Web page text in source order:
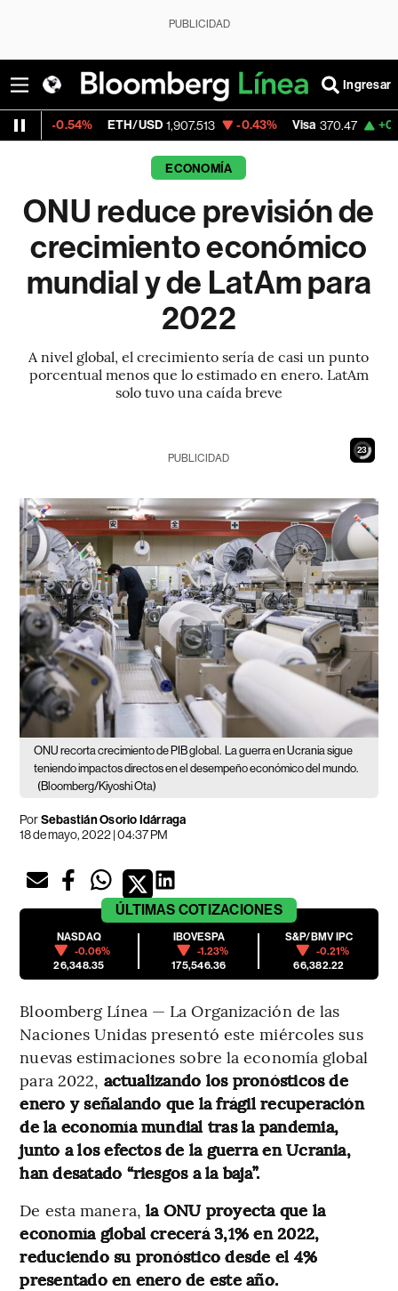
PUBLICIDAD
Ingresar
ETH/USD 1,907.513 -0.43% Visa 370.47 +0.52%
ECONOMÍA
ONU reduce previsión de
crecimiento económico
mundial y de LatAm para
2022
A nivel global, el crecimiento sería de casi un punto
porcentual menos que lo estimado en enero. LatAm
solo tuvo una caída breve
21
PUBLICIDAD
ONU recorta crecimiento de PIB global.
La guerra en Ucrania sigue
teniendo impactos directos en el desempeño económico del mundo.
(Bloomberg/Kiyoshi Ota)
PorSebastián Osorio Idárraga
18 de mayo, 2022 | 04:37 PM
ÚLTIMAS COTIZACIONES
NASDAQ
-0.06%
26,348.35
IBOVESPA
-1.23%
175,546.36
S&P/BMV IPC
-0.21%
66,382.22
Bloomberg Línea — La Organización de las
Naciones Unidas presentó este miércoles sus
nuevas estimaciones sobre la economía global
para 2022, actualizando los pronósticos de
enero y señalando que la frágil recuperación
de la economía mundial tras la pandemia,
junto a los efectos de la guerra en Ucrania,
han desatado “riesgos a la baja”.
De esta manera, la ONU proyecta que la
economía global crecerá 3,1% en 2022,
reduciendo su pronóstico desde el 4%
presentado en enero de este año.